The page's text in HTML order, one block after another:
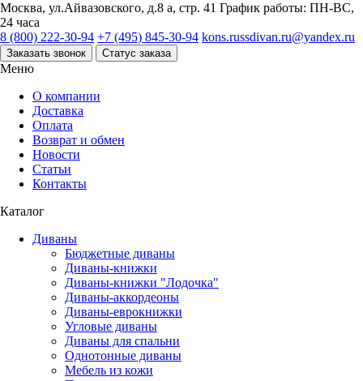
Москва, ул.Айвазовского, д.8 а, стр. 41 График работы: ПН-ВС,
24 часа
8 (800) 222-30-94 +7 (495) 845-30-94 kons.russdivan.ru@yandex.ru
Заказать звонок Статус заказа
Меню
О компании
Доставка
Оплата
Возврат и обмен
Новости
Статьи
Контакты
Каталог
Диваны
Бюджетные диваны
Диваны-книжки
Диваны-книжки "Лодочка"
Диваны-аккордеоны
Диваны-еврокнижки
Угловые диваны
Диваны для спальни
Однотонные диваны
Мебель из кожи